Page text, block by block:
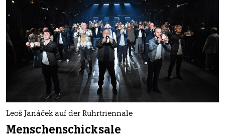
Leoš Janáček auf der Ruhrtriennale
Menschenschicksale